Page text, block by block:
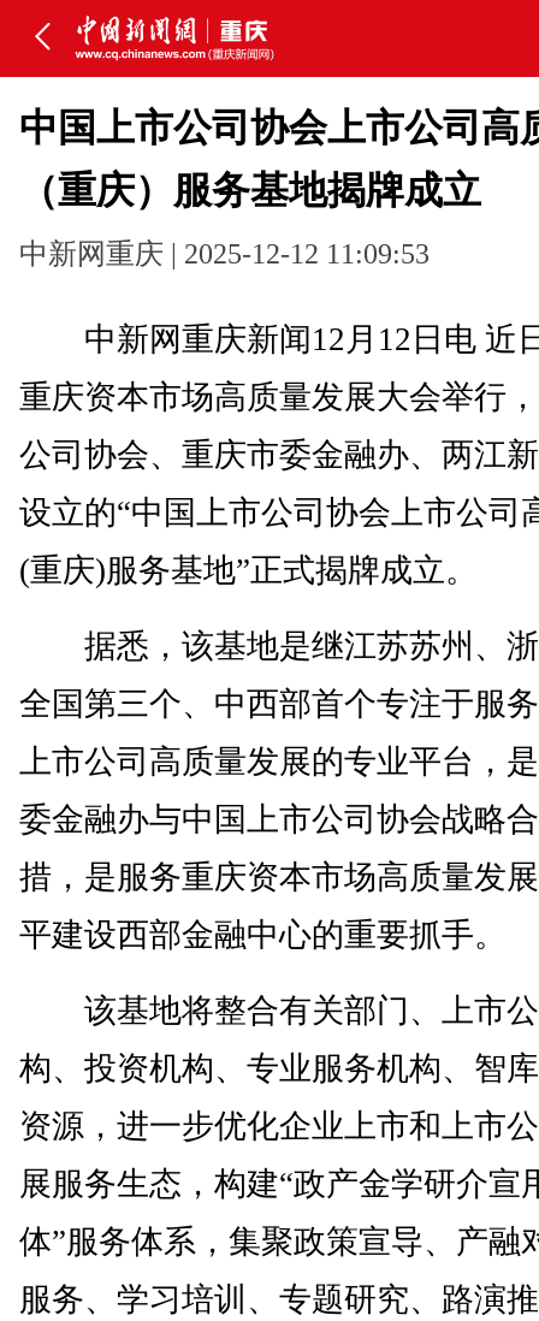
中国上市公司协会上市公司高
（重庆）服务基地揭牌成立
中新网重庆 | 2025-12-12 11:09:53
中新网重庆新闻12月12日电 近
重庆资本市场高质量发展大会举行
公司协会、重庆市委金融办、两江
设立的“中国上市公司协会上市公司
(重庆)服务基地”正式揭牌成立。
据悉，该基地是继江苏苏州、浙
全国第三个、中西部首个专注于服
上市公司高质量发展的专业平台，
委金融办与中国上市公司协会战略
措，是服务重庆资本市场高质量发
平建设西部金融中心的重要抓手。
该基地将整合有关部门、上市公
构、投资机构、专业服务机构、智
资源，进一步优化企业上市和上市
展服务生态，构建“政产金学研介宣
体”服务体系，集聚政策宣导、产融
服务、学习培训、专题研究、路演